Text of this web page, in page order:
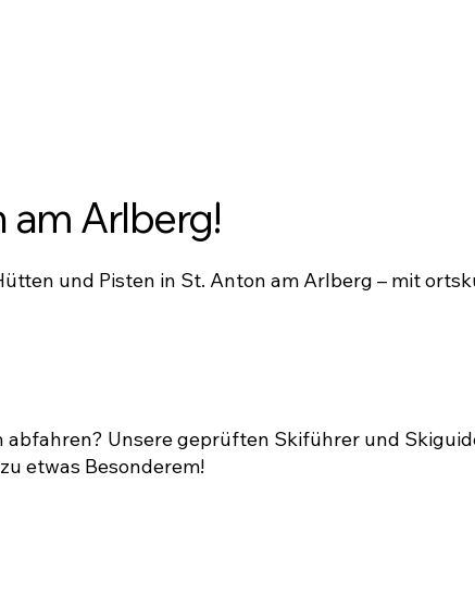
am Arlberg!
und Pisten in St. Anton am Arlberg – mit
Unsere geprüften Skiführer und
etwas Besonderem!